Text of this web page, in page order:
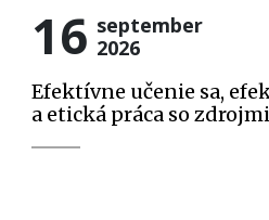
16 september
2026
Efektívne učenie sa,
a etická práca so zdrojmi